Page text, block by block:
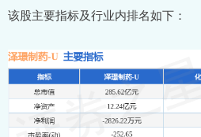
该股主要指标及行业内排名如下：